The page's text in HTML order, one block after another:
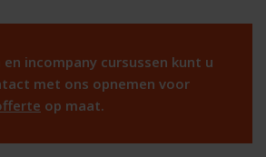
incompany cursussen kunt u
met ons opnemen voor
op maat.